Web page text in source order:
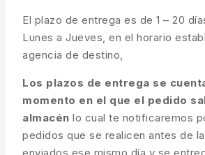
El plazo de entrega es de 1 – 20
Lunes a Jueves, en el horario
agencia de destino,
Los plazos de entrega se
momento en el que el pedido
almacén lo cual te notificaremos
pedidos que se realicen antes de